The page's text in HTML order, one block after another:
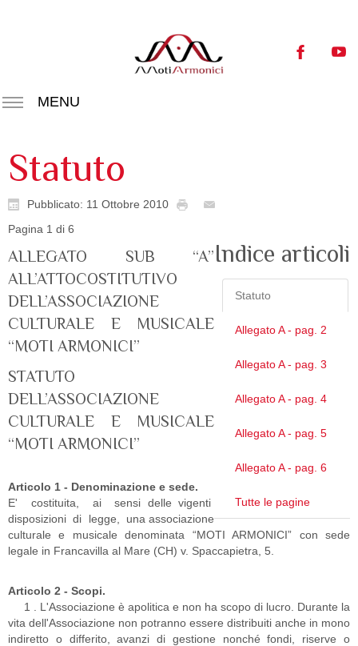
MENU
Statuto
Pubblicato: 11 Ottobre 2010
Indice articoli
Statuto
Allegato A - pag. 2
Allegato A - pag. 3
Allegato A - pag. 4
Allegato A - pag. 5
Allegato A - pag. 6
Tutte le pagine
Pagina 1 di 6
ALLEGATO SUB “A”
ALL’ATTOCOSTITUTIVO
DELL’ASSOCIAZIONE
CULTURALE E MUSICALE
“MOTI ARMONICI”
STATUTO
DELL’ASSOCIAZIONE
CULTURALE E MUSICALE
“MOTI ARMONICI”
Articolo 1 - Denominazione e sede.
E' costituita, ai sensi delle vigenti
disposizioni di legge, una associazione
culturale e musicale denominata “MOTI ARMONICI” con sede
legale in Francavilla al Mare (CH) v. Spaccapietra, 5.
Articolo 2 - Scopi.
1 . L'Associazione è apolitica e non ha scopo di lucro. Durante la
vita dell'Associazione non potranno essere distribuiti anche in mono
indiretto o differito, avanzi di gestione nonché fondi, riserve o